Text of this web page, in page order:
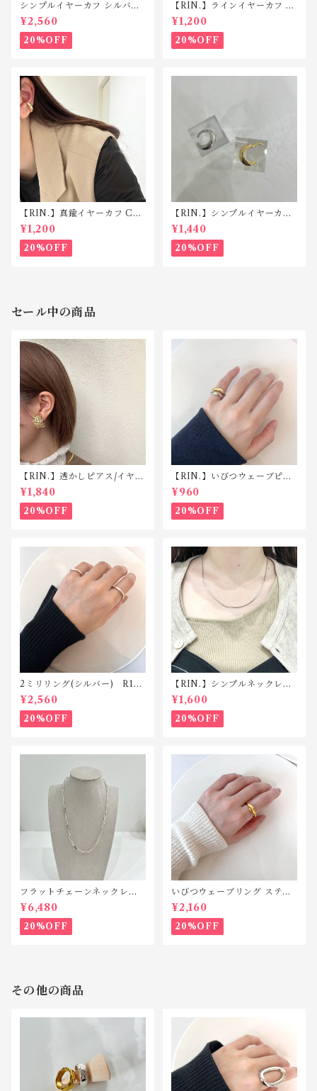
シンプルイヤーカフ シルバー
925 C047
¥2,560
20%OFF
【RIN.】ラインイヤーカフ C
045
¥1,200
20%OFF
【RIN.】真鍮イヤーカフ C04
3
¥1,200
20%OFF
【RIN.】シンプルイヤーカフ
C042
¥1,440
20%OFF
セール中の商品
【RIN.】透かしピアス/イヤリ
ング TP008/TE008
¥1,840
20%OFF
【RIN.】いびつウェーブピン
キーリング R025
¥960
20%OFF
2ミリリング(シルバー) R118
silver925
¥2,560
20%OFF
【RIN.】シンプルネックレス
Ｎ001
¥1,600
20%OFF
フラットチェーンネックレス
シルバー925 N042
¥6,480
20%OFF
いびつウェーブリング ステン
レス SR010
¥2,160
20%OFF
その他の商品